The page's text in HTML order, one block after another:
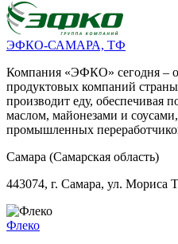
ЭФКО-САМАРА, ТФ
Компания «ЭФКО» сегодня –
продуктовых компаний
производит еду, обеспечивая
маслом, майонезами и
промышленных
Самара (Самарская область)
443074, г. Самара, ул. Мориса
Флеко